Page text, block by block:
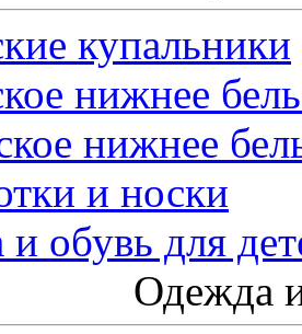
купальники
нижнее
нижнее
и носки
обувь для
Одежда